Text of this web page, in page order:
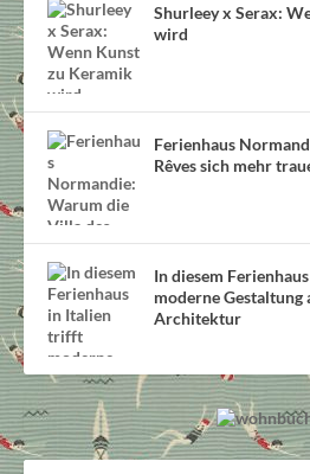
Shurleey x Serax:
wird
Ferienhaus
Rêves sich mehr
In diesem
moderne
Architektur